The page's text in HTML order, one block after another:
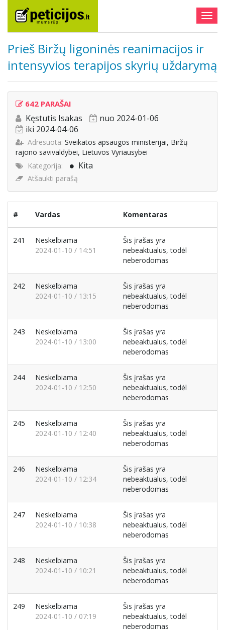
Prieš Biržų ligoninės reanimacijos ir
intensyvios terapijos skyrių uždarymą
642 PARAŠAI
Kęstutis Isakas
nuo 2024-01-06
iki 2024-04-06
Adresuota: Sveikatos apsaugos ministerijai, Biržų
rajono savivaldybei, Lietuvos Vyriausybei
Kategorija:
Kita
Atšaukti parašą
# Vardas Komentaras
241
Neskelbiama
2024-01-10 / 14:51
Šis įrašas yra
nebeaktualus, todėl
neberodomas
242
Neskelbiama
2024-01-10 / 13:15
Šis įrašas yra
nebeaktualus, todėl
neberodomas
243
Neskelbiama
2024-01-10 / 13:00
Šis įrašas yra
nebeaktualus, todėl
neberodomas
244
Neskelbiama
2024-01-10 / 12:50
Šis įrašas yra
nebeaktualus, todėl
neberodomas
245
Neskelbiama
2024-01-10 / 12:40
Šis įrašas yra
nebeaktualus, todėl
neberodomas
246
Neskelbiama
2024-01-10 / 12:34
Šis įrašas yra
nebeaktualus, todėl
neberodomas
247
Neskelbiama
2024-01-10 / 10:38
Šis įrašas yra
nebeaktualus, todėl
neberodomas
248
Neskelbiama
2024-01-10 / 10:21
Šis įrašas yra
nebeaktualus, todėl
neberodomas
249
Neskelbiama
2024-01-10 / 07:19
Šis įrašas yra
nebeaktualus, todėl
neberodomas